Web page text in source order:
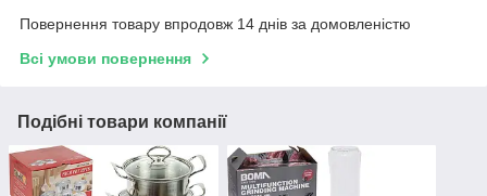
Повернення товару впродовж 14 днів за домовленістю
Всі умови повернення
Подібні товари компанії